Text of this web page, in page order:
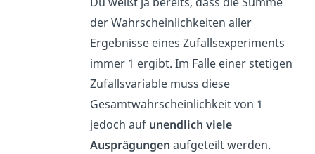
der Wahrscheinlichkeiten aller
Ergebnisse eines Zufallsexperiments
immer 1 ergibt. Im Falle einer stetigen
Zufallsvariable muss diese
Gesamtwahrscheinlichkeit von 1
jedoch auf unendlich viele
Ausprägungen aufgeteilt werden.